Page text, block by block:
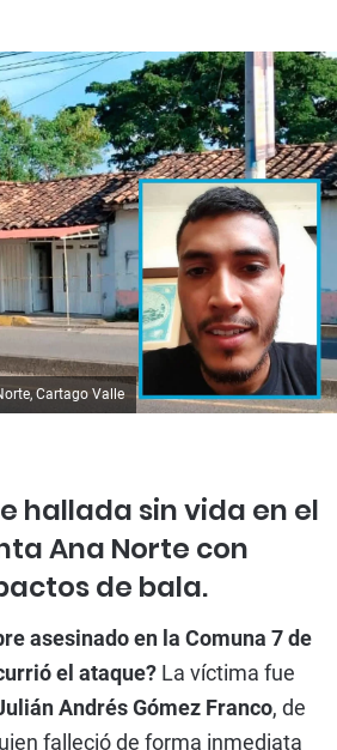
Cartago Valle
hallada sin vida en el
Ana Norte con
de bala.
asesinado en la Comuna 7 de
el ataque? La víctima fue
Andrés Gómez Franco, de
falleció de forma inmediata